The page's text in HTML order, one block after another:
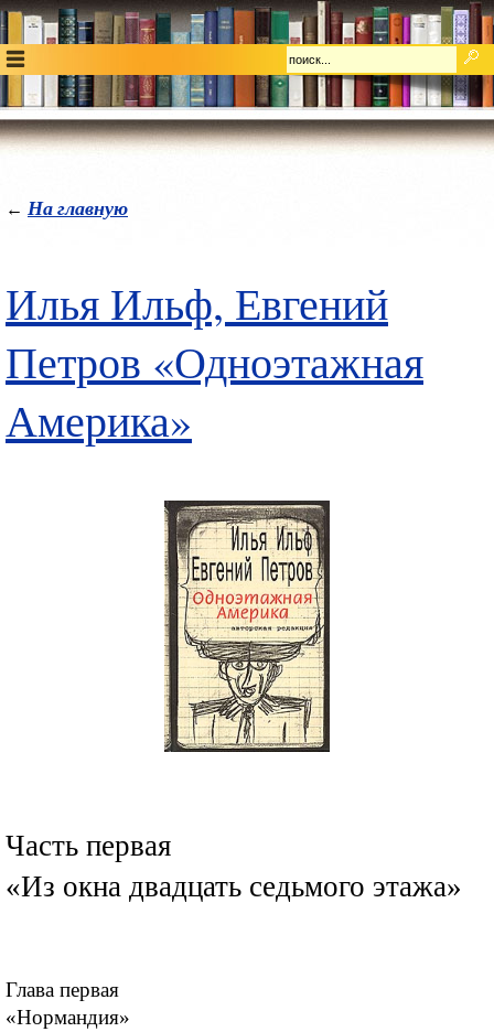
← На главную
Илья Ильф, Евгений
Петров «Одноэтажная
Америка»
Часть первая
«Из окна двадцать седьмого этажа»
Глава первая
«Нормандия»